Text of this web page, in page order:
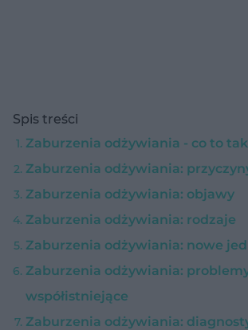
Spis treści
Zaburzenia odżywiania - co to
Zaburzenia odżywiania:
Zaburzenia odżywiania: objawy
Zaburzenia odżywiania: rodzaje
Zaburzenia odżywiania: nowe
Zaburzenia odżywiania:
współistniejące
Zaburzenia odżywiania: